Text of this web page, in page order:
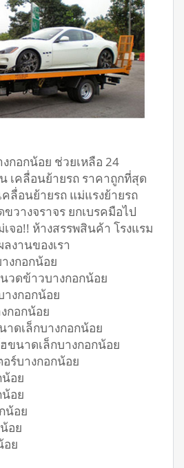
กอกน้อย ช่วยเหลือ 24
เคลื่อนย้ายรถ ราคาถูกที่สุด
คลื่อนย้ายรถ แม่แรงย้ายรถ
วางจราจร ยกเบรคมือไป
จอ!! ห้างสรรพสินค้า โรงแรม
งานของเรา
งกอกน้อย
วดข้าวบางกอกน้อย
งกอกน้อย
กอกน้อย
ดเล็กบางกอกน้อย
ขนาดเล็กบางกอกน้อย
ร์บางกอกน้อย
อย
อย
น้อย
อย
อย